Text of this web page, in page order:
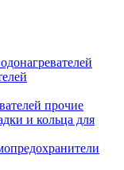
прочие
и кольца для